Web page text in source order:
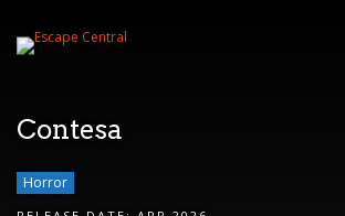
Contesa
Horror